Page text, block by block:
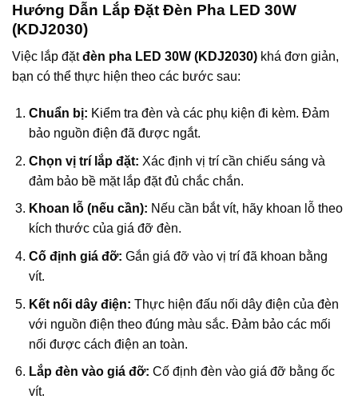
Hướng Dẫn Lắp Đặt Đèn Pha LED 30W
(KDJ2030)
Việc lắp đặtđèn pha LED 30W (KDJ2030) khá đơn giản,
bạn có thể thực hiện theo các bước sau:
Chuẩn bị: Kiểm tra đèn và các phụ kiện đi kèm. Đảm
bảo nguồn điện đã được ngắt.
Chọn vị trí lắp đặt: Xác định vị trí cần chiếu sáng và
đảm bảo bề mặt lắp đặt đủ chắc chắn.
Khoan lỗ (nếu cần): Nếu cần bắt vít, hãy khoan lỗ theo
kích thước của giá đỡ đèn.
Cố định giá đỡ: Gắn giá đỡ vào vị trí đã khoan bằng
vít.
Kết nối dây điện: Thực hiện đấu nối dây điện của đèn
với nguồn điện theo đúng màu sắc. Đảm bảo các mối
nối được cách điện an toàn.
Lắp đèn vào giá đỡ: Cố định đèn vào giá đỡ bằng ốc
vít.